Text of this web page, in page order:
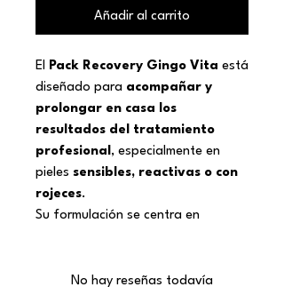
Añadir al carrito
El Pack Recovery Gingo Vita está
diseñado para acompañar y
prolongar en casa los
resultados del tratamiento
profesional, especialmente en
pieles sensibles, reactivas o con
rojeces.
Su formulación se centra en
piel a recuperar equilibrio y confort
No hay reseñas todavía